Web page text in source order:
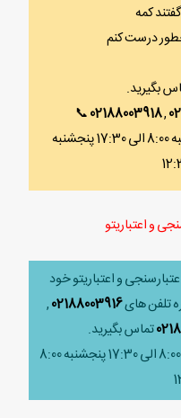
کمه
چطور درست کنم
بگیرید.
,
02188003918
📞
ساعت پاسخگویی شنبه تا چهارشنبه 8:00 الی 17:30 پنجشنبه
و اعتباریتو
و اعتباریتو خود
تلفن های02188003916
,
تماس بگیرید.
ساعت پاسخگویی شنبه تا چهارشنبه 8:00 الی 17:30 پنجشنبه 8:00